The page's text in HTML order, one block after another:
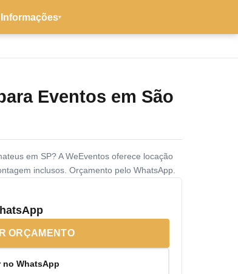
Informações▾
Eventos em São
em SP? A WeEventos oferece locação
inclusos. Orçamento pelo WhatsApp.
ORÇAMENTO
no WhatsApp